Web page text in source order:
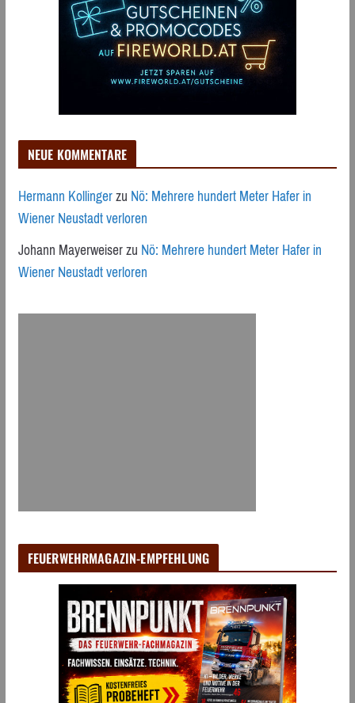
NEUE KOMMENTARE
Hermann KollingerzuNö: Mehrere hundert Meter Hafer in
Wiener Neustadt verloren
Johann MayerweiserzuNö: Mehrere hundert Meter Hafer in
Wiener Neustadt verloren
FEUERWEHRMAGAZIN-EMPFEHLUNG